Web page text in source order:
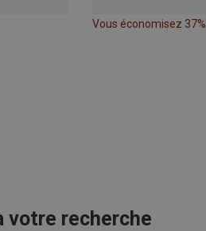
Vous économisez 37%
votre recherche